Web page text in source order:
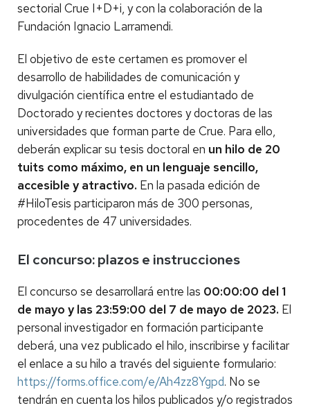
sectorial Crue I+D+i, y con la colaboración de la
Fundación Ignacio Larramendi.
El objetivo de este certamen es promover el
desarrollo de habilidades de comunicación y
divulgación científica entre el estudiantado de
Doctorado y recientes doctores y doctoras de las
universidades que forman parte de Crue. Para ello,
deberán explicar su tesis doctoral en un hilo de 20
tuits como máximo, en un lenguaje sencillo,
accesible y atractivo. En la pasada edición de
#HiloTesis participaron más de 300 personas,
procedentes de 47 universidades.
El concurso: plazos e instrucciones
El concurso se desarrollará entre las 00:00:00 del 1
de mayo y las 23:59:00 del 7 de mayo de 2023. El
personal investigador en formación participante
deberá, una vez publicado el hilo, inscribirse y facilitar
el enlace a su hilo a través del siguiente formulario:
https://forms.office.com/e/Ah4zz8Ygpd. No se
tendrán en cuenta los hilos publicados y/o registrados